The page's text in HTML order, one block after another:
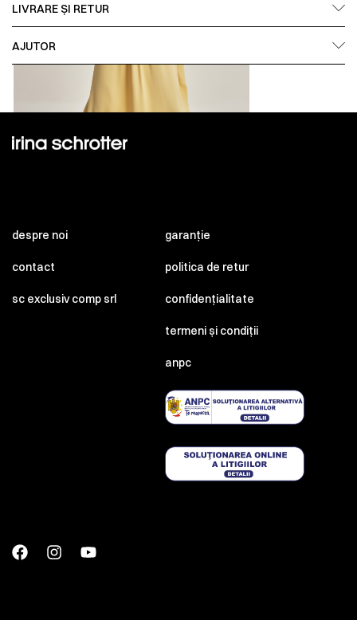
LIVRARE ȘI RETUR
AJUTOR
despre noi
contact
sc exclusiv comp srl
garanție
politica de retur
confidențialitate
termeni și condiții
anpc